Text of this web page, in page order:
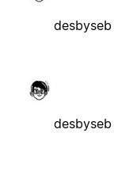
desbyseb
desbyseb